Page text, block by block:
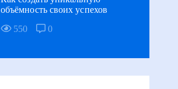
объёмность своих успехов
550
0